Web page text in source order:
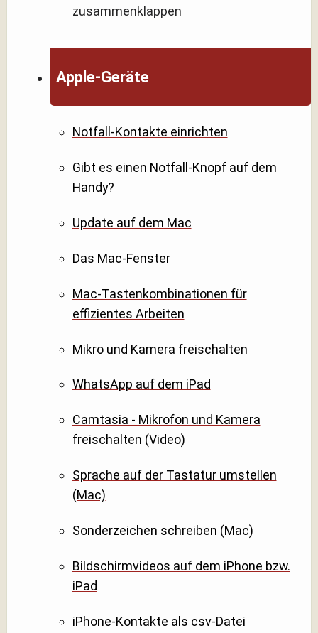
zusammenklappen
Apple-Geräte
Notfall-Kontakte einrichten
Gibt es einen Notfall-Knopf auf dem
Handy?
Update auf dem Mac
Das Mac-Fenster
Mac-Tastenkombinationen für
effizientes Arbeiten
Mikro und Kamera freischalten
WhatsApp auf dem iPad
Camtasia - Mikrofon und Kamera
freischalten (Video)
Sprache auf der Tastatur umstellen
(Mac)
Sonderzeichen schreiben (Mac)
Bildschirmvideos auf dem iPhone bzw.
iPad
iPhone-Kontakte als csv-Datei